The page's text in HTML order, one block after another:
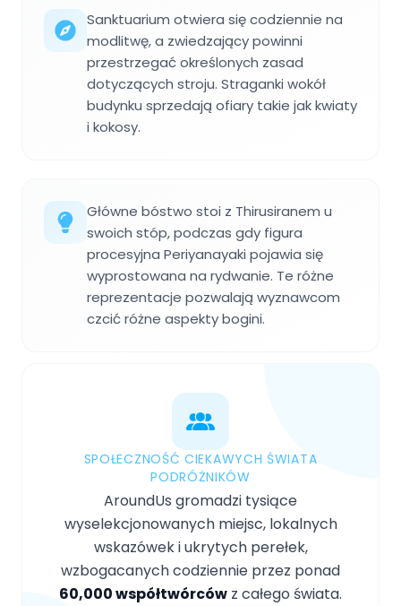
Sanktuarium otwiera się codziennie na
modlitwę, a zwiedzający powinni
przestrzegać określonych zasad
dotyczących stroju. Straganki wokół
budynku sprzedają ofiary takie jak kwiaty
i kokosy.
Główne bóstwo stoi z Thirusiranem u
swoich stóp, podczas gdy figura
procesyjna Periyanayaki pojawia się
wyprostowana na rydwanie. Te różne
reprezentacje pozwalają wyznawcom
czcić różne aspekty bogini.
SPOŁECZNOŚĆ CIEKAWYCH ŚWIATA
PODRÓŻNIKÓW
AroundUs gromadzi tysiące
wyselekcjonowanych miejsc, lokalnych
wskazówek i ukrytych perełek,
wzbogacanych codziennie przez ponad
60,000 współtwórców z całego świata.